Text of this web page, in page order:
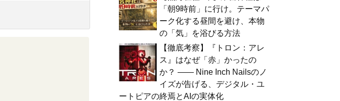
「朝9時前」に行け。テーマパ
ーク化する昼間を避け、本物
の「気」を浴びる方法
【徹底考察】『トロン：アレ
ス』はなぜ「赤」かったの
か？ —— Nine Inch Nailsのノ
イズが告げる、デジタル・ユ
ートピアの終焉とAIの実体化